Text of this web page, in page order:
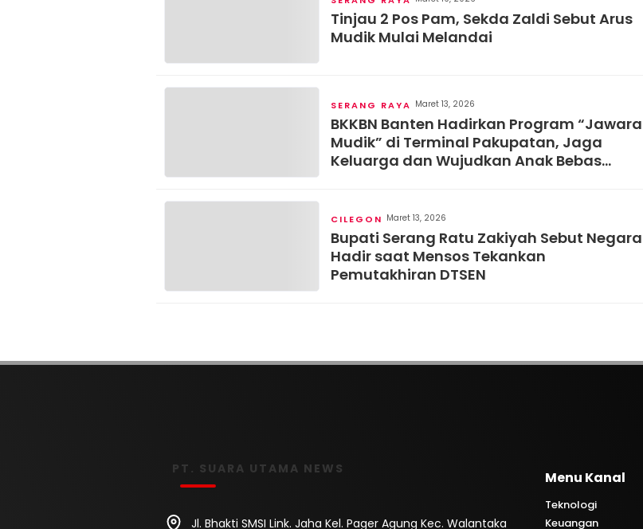
Tinjau 2 Pos Pam, Sekda Zaldi Sebut Arus
Mudik Mulai Melandai
SERANG RAYA Maret 13, 2026
BKKBN Banten Hadirkan Program “Jawara
Mudik” di Terminal Pakupatan, Jaga
Keluarga dan Wujudkan Anak Bebas
CILEGON Maret 13, 2026
Bupati Serang Ratu Zakiyah Sebut Negara
Hadir saat Mensos Tekankan
Pemutakhiran DTSEN
PT. SUARA UTAMA NEWS
Jl. Bhakti SMSI Link. Jaha Kel. Pager Agung Kec. Walantaka
Menu Kanal
Teknologi
Keuangan